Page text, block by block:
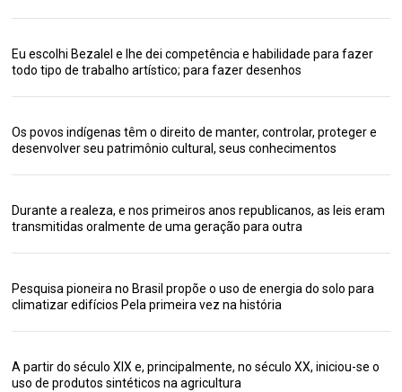
Eu escolhi Bezalel e lhe dei competência e habilidade para fazer
todo tipo de trabalho artístico; para fazer desenhos
Os povos indígenas têm o direito de manter, controlar, proteger e
desenvolver seu patrimônio cultural, seus conhecimentos
Durante a realeza, e nos primeiros anos republicanos, as leis eram
transmitidas oralmente de uma geração para outra
Pesquisa pioneira no Brasil propõe o uso de energia do solo para
climatizar edifícios Pela primeira vez na história
A partir do século XIX e, principalmente, no século XX, iniciou-se o
uso de produtos sintéticos na agricultura